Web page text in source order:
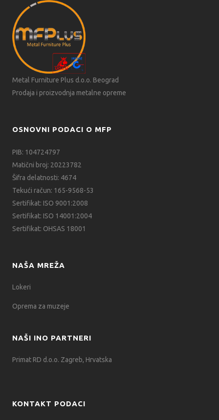
Metal Furniture Plus d.o.o. Beograd
Prodaja i proizvodnja metalne opreme
OSNOVNI PODACI O MFP
PIB: 104724797
Matični broj: 20223782
Šifra delatnosti: 4674
Tekući račun: 165-9568-53
Sertifikat: ISO 9001:2008
Sertifikat: ISO 14001:2004
Sertifikat: OHSAS 18001
NAŠA MREŽA
Lokeri
Oprema za muzeje
NAŠI INO PARTNERI
Primat RD d.o.o. Zagreb, Hrvatska
KONTAKT PODACI